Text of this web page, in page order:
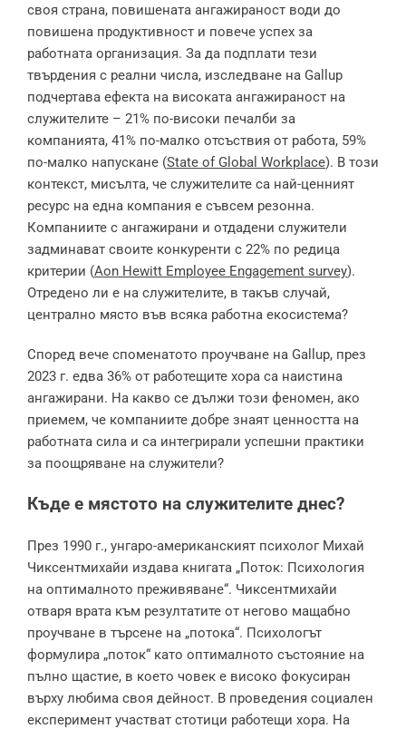
своя страна, повишената ангажираност води до
повишена продуктивност и повече успех за
работната организация. За да подплати тези
твърдения с реални числа, изследване на Gallup
подчертава ефекта на високата ангажираност на
служителите – 21% по-високи печалби за
компанията, 41% по-малко отсъствия от работа, 59%
по-малко напускане (State of Global Workplace). В този
контекст, мисълта, че служителите са най-ценният
ресурс на една компания е съвсем резонна.
Компаниите с ангажирани и отдадени служители
задминават своите конкуренти с 22% по редица
критерии (Aon Hewitt Employee Engagement survey).
Отредено ли е на служителите, в такъв случай,
централно място във всяка работна екосистема?
Според вече споменатото проучване на Gallup, през
2023 г. едва 36% от работещите хора са наистина
ангажирани. На какво се дължи този феномен, ако
приемем, че компаниите добре знаят ценността на
работната сила и са интегрирали успешни практики
за поощряване на служители?
Къде е мястото на служителите днес?
През 1990 г., унгаро-американският психолог Михай
Чиксентмихайи издава книгата „Поток: Психология
на оптималното преживяване“. Чиксентмихайи
отваря врата към резултатите от негово мащабно
проучване в търсене на „потока“. Психологът
формулира „поток“ като оптималното състояние на
пълно щастие, в което човек е високо фокусиран
върху любима своя дейност. В проведения социален
експеримент участват стотици работещи хора. На